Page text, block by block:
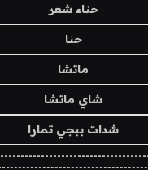
حناء شعر
حنا
ماتشا
شاي ماتشا
شدات ببجي تمارا